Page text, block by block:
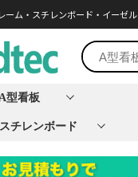
ーム・スチレンボード・イーゼ
A型看板
スチレンボード